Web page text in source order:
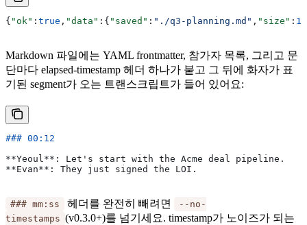
{ "ok" : true , "data" :{ "saved" : "./q3-planning.md" , "size" :
Markdown 파일에는 YAML frontmatter, 참가자 목록, 그리고 문
단마다 elapsed-timestamp 헤더 하나가 붙고 그 뒤에 화자가 표
기된 segment가 오는 트랜스크립트가 들어 있어요:
### 00:12
**Yeoul** : Let's start with the Acme deal pipeline.
**Evan** : They just signed the LOI.
### mm:ss 헤더를 완전히 빼려면
--no-
timestamps (v0.3.0+)를 넘기세요. timestamp가 노이즈가 되는